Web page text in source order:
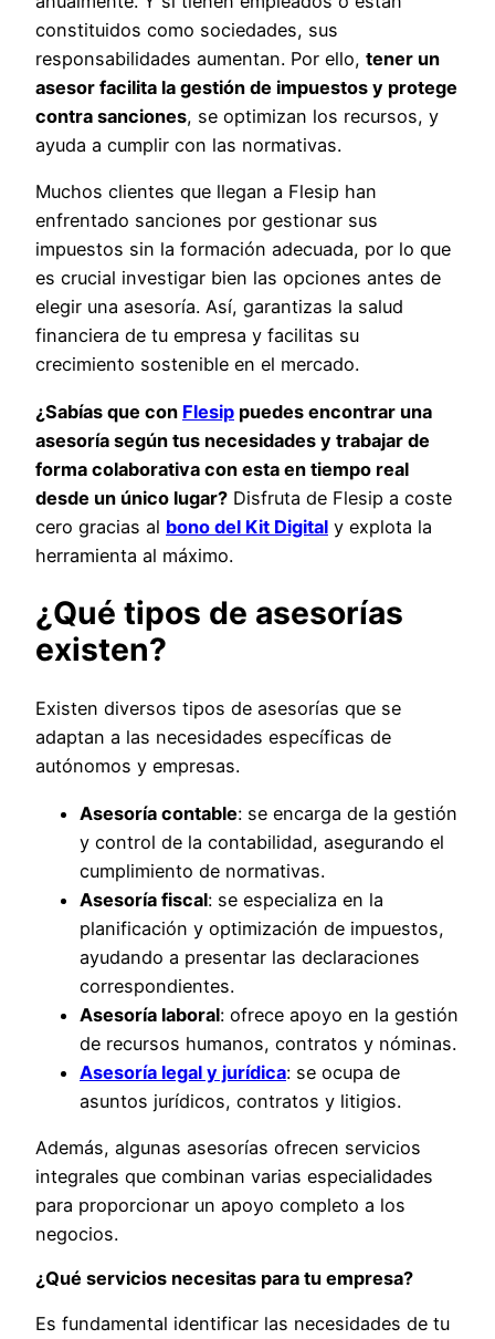
constituidos como sociedades, sus
responsabilidades aumentan. Por ello, tener un
asesor facilita la gestión de impuestos y protege
contra sanciones, se optimizan los recursos, y
ayuda a cumplir con las normativas.
Muchos clientes que llegan a Flesip han
enfrentado sanciones por gestionar sus
impuestos sin la formación adecuada, por lo que
es crucial investigar bien las opciones antes de
elegir una asesoría. Así, garantizas la salud
financiera de tu empresa y facilitas su
crecimiento sostenible en el mercado.
¿Sabías que con Flesip puedes encontrar una
asesoría según tus necesidades y trabajar de
forma colaborativa con esta en tiempo real
desde un único lugar? Disfruta de Flesip a coste
cero gracias al bono del Kit Digital y explota la
herramienta al máximo.
¿Qué tipos de asesorías
existen?
Existen diversos tipos de asesorías que se
adaptan a las necesidades específicas de
autónomos y empresas.
Asesoría contable: se encarga de la gestión
y control de la contabilidad, asegurando el
cumplimiento de normativas.
Asesoría fiscal: se especializa en la
planificación y optimización de impuestos,
ayudando a presentar las declaraciones
correspondientes.
Asesoría laboral: ofrece apoyo en la gestión
de recursos humanos, contratos y nóminas.
Asesoría legal y jurídica: se ocupa de
asuntos jurídicos, contratos y litigios.
Además, algunas asesorías ofrecen servicios
integrales que combinan varias especialidades
para proporcionar un apoyo completo a los
negocios.
¿Qué servicios necesitas para tu empresa?
Es fundamental identificar las necesidades de tu